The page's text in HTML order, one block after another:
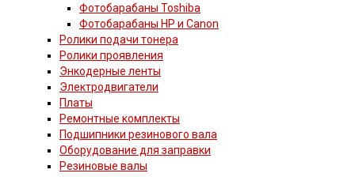
Фотобарабаны Toshiba
Фотобарабаны HP и Canon
Ролики подачи тонера
Ролики проявления
Энкодерные ленты
Электродвигатели
Платы
Ремонтные комплекты
Подшипники резинового вала
Оборудование для заправки
Резиновые валы